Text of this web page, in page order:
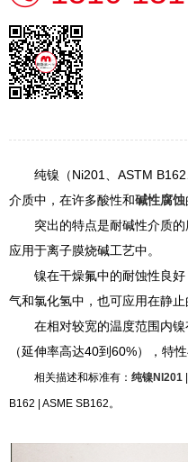
纯镍（Ni201 ASTM
介质中，在许多酸性和碱性腐蚀
突出的特点是耐碱性介质
应用于离子膜烧碱工艺中。
镍在干燥氟中的耐蚀性良
气和氯化氢中，也可应用在静止
在相对较宽的温度范围内
（延伸率高达40到60%），特
相关描述和标准有： 纯镍NI201
B162 | ASME SB162。